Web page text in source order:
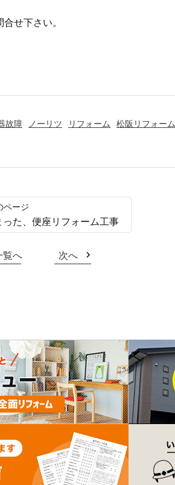
せ下さい。
故障 ノーリツ リフォーム 松阪リフォーム
た、便座リフォーム工事
覧へ 次へ